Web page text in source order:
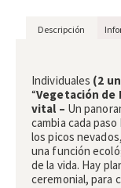
Descripción
Individuales (2
“Vegetación de
vital – Un
cambia cada
los picos
una función
de la vida. Hay
ceremonial, para